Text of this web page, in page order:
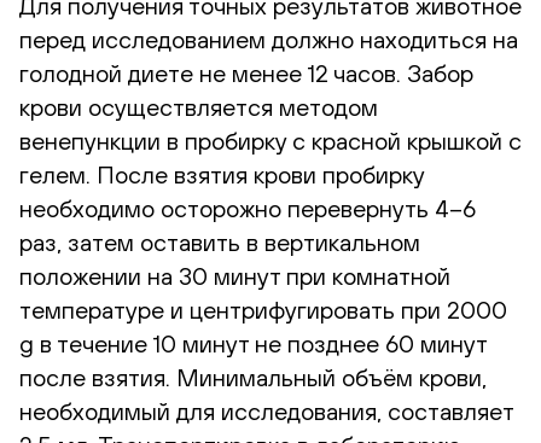
перед исследованием должно находиться на
голодной диете не менее 12 часов. Забор
крови осуществляется методом
венепункции в пробирку с красной крышкой с
гелем. После взятия крови пробирку
необходимо осторожно перевернуть 4–6
раз, затем оставить в вертикальном
положении на 30 минут при комнатной
температуре и центрифугировать при 2000
g в течение 10 минут не позднее 60 минут
после взятия. Минимальный объём крови,
необходимый для исследования, составляет